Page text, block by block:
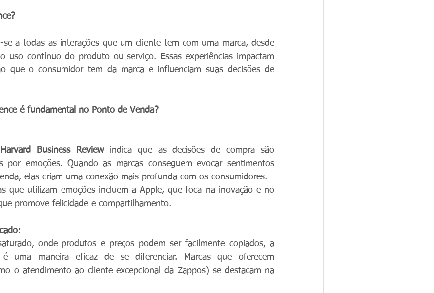
se a todas as interações que um cliente tem com uma marca, desde
uso contínuo do produto ou serviço. Essas experiências impactam
que o consumidor tem da marca e influenciam suas decisões de
é fundamental no Ponto de Venda?
Harvard Business Review indica que as decisões de compra são
por emoções. Quando as marcas conseguem evocar sentimentos
elas criam uma conexão mais profunda com os consumidores.
que utilizam emoções incluem a Apple, que foca na inovação e no
promove felicidade e compartilhamento.
:
onde produtos e preços podem ser facilmente copiados, a
é uma maneira eficaz de se diferenciar. Marcas que oferecem
o atendimento ao cliente excepcional da Zappos) se destacam na